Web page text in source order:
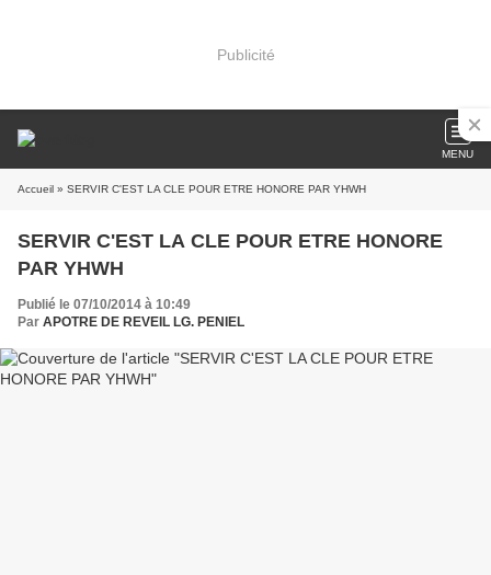
Publicité
MENU
Accueil » SERVIR C'EST LA CLE POUR ETRE HONORE PAR YHWH
SERVIR C'EST LA CLE POUR ETRE HONORE
PAR YHWH
Publié le 07/10/2014 à 10:49
Par APOTRE DE REVEIL LG. PENIEL